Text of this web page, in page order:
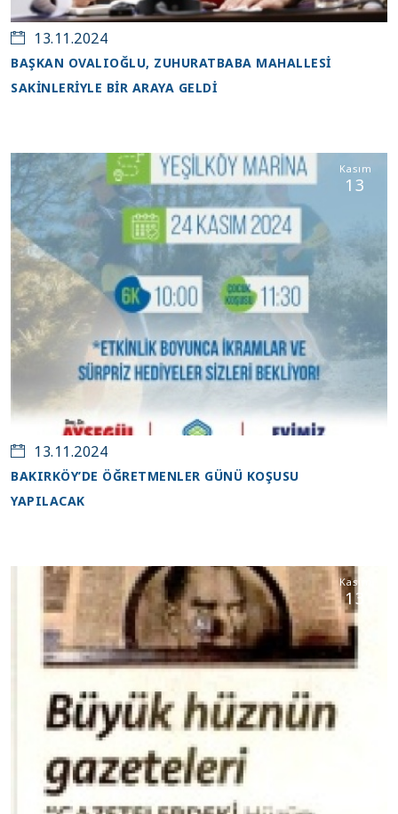
13.11.2024
BAŞKAN OVALIOĞLU, ZUHURATBABA MAHALLESİ
SAKİNLERİYLE BİR ARAYA GELDİ
Kasım
13
13.11.2024
BAKIRKÖY’DE ÖĞRETMENLER GÜNÜ KOŞUSU
YAPILACAK
Kasım
13